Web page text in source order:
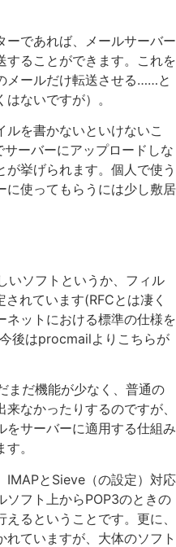
ーであれば、メールサーバー
することができます。これを
メールだけ転送させる……と
ないですが）。
ルを書かないといけないこ
ーバーにアップロードしな
挙げられます。個人で使う
に使ってもらうには少し敷居
いソフトというか、フィル
れています(RFCとは凄く
ネットにおける標準の仕様を
後はprocmailよりこちらが
まだ機能が少なく、普通の
なかったりするのですが、
をサーバーに適用する仕組み
。
IMAPとSieve（の設定）対応
ソフト上からPOP3のときの
るということです。更に、
ていますが、大体のソフト